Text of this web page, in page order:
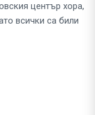
център хора,
всички са били